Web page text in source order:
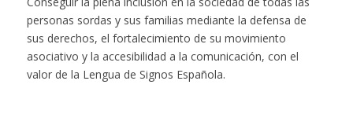
personas sordas y sus familias mediante la defensa de
sus derechos, el fortalecimiento de su movimiento
asociativo y la accesibilidad a la comunicación, con el
valor de la Lengua de Signos Española.